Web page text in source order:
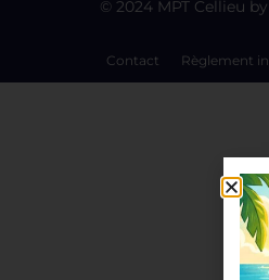
© 2024 MPT Cellieu by
Contact Règlement